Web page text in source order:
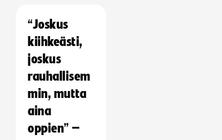
“Joskus
kiihkeästi,
joskus
rauhallisem
min, mutta
aina
oppien” –